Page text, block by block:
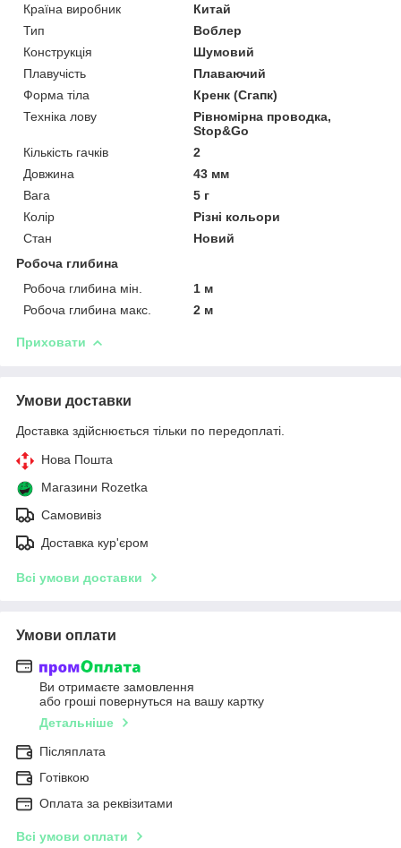
Країна виробник
Китай
Тип
Воблер
Конструкція
Шумовий
Плавучість
Плаваючий
Форма тіла
Кренк (Сгапк)
Техніка лову
Рівномірна проводка,
Stop&Go
Кількість гачків
2
Довжина
43 мм
Вага
5 г
Колір
Різні кольори
Стан
Новий
Робоча глибина
Робоча глибина мін.
1 м
Робоча глибина макс.
2 м
Приховати
Умови доставки
Доставка здійснюється тільки по передоплаті.
Нова Пошта
Магазини Rozetka
Самовивіз
Доставка кур'єром
Всі умови доставки
Умови оплати
Ви отримаєте замовлення
або гроші повернуться на вашу картку
Детальніше
Післяплата
Готівкою
Оплата за реквізитами
Всі умови оплати